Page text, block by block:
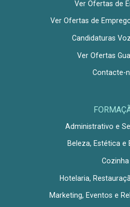
Ver Ofertas de
Ver Ofertas de
Candidaturas
Ver Ofertas
Contacte-
Administrativo e
Beleza, Estética e
Cozinha
Hotelaria,
Marketing, Eventos e